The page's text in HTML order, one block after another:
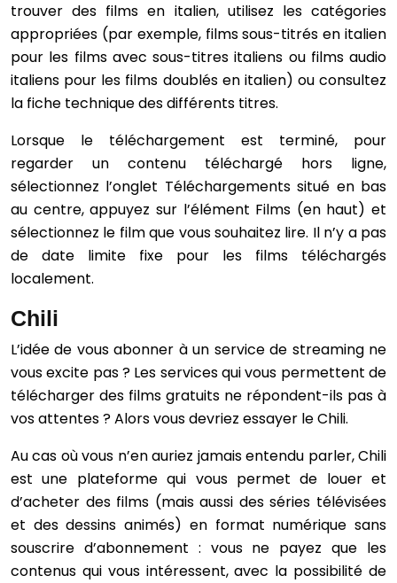
trouver des films en italien, utilisez les catégories
appropriées (par exemple, films sous-titrés en italien
pour les films avec sous-titres italiens ou films audio
italiens pour les films doublés en italien) ou consultez
la fiche technique des différents titres.
Lorsque le téléchargement est terminé, pour
regarder un contenu téléchargé hors ligne,
sélectionnez l’onglet Téléchargements situé en bas
au centre, appuyez sur l’élément Films (en haut) et
sélectionnez le film que vous souhaitez lire. Il n’y a pas
de date limite fixe pour les films téléchargés
localement.
Chili
L’idée de vous abonner à un service de streaming ne
vous excite pas ? Les services qui vous permettent de
télécharger des films gratuits ne répondent-ils pas à
vos attentes ? Alors vous devriez essayer le Chili.
Au cas où vous n’en auriez jamais entendu parler, Chili
est une plateforme qui vous permet de louer et
d’acheter des films (mais aussi des séries télévisées
et des dessins animés) en format numérique sans
souscrire d’abonnement : vous ne payez que les
contenus qui vous intéressent, avec la possibilité de